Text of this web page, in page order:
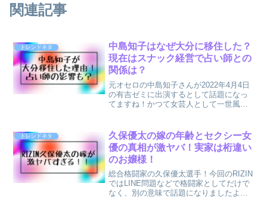
関連記事
トレンドネタ
中島知子はなぜ大分に移住した？
現在はスナック経営で占い師との
関係は？
元オセロの中島知子さんが2022年4月4日
の有吉ゼミに出演するとして話題になっ
てますね！かつて女芸人として一世風靡
た。そんな中で現在中島知子さんは大分
に移住し生活されてる...
トレンドネタ
久保優太の嫁の年齢とセクシー女
優の真相が激ヤバ！実家は桁違い
のお嬢様！
総合格闘家の久保優太選手！今回のRIZIN
ではLINE問題などで格闘家としてだけで
なく、別の意味で話題になりましたよね